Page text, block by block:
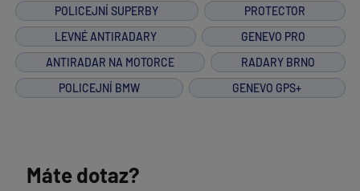
POLICEJNÍ SUPERBY
PROTECTOR
LEVNÉ ANTIRADARY
GENEVO PRO
ANTIRADAR NA MOTORCE
RADARY BRNO
POLICEJNÍ BMW
GENEVO GPS+
Máte dotaz?